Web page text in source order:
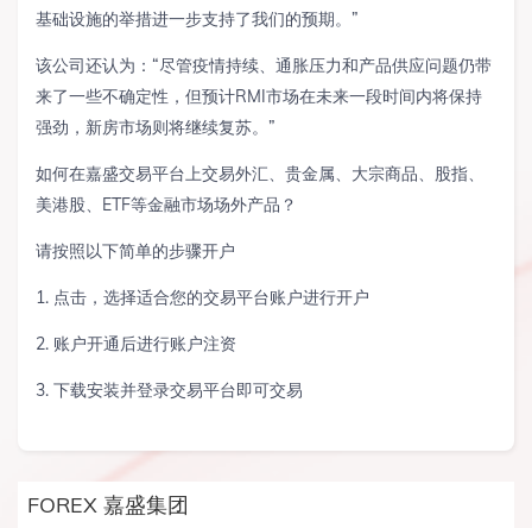
基础设施的举措进一步支持了我们的预期。”
该公司还认为：“尽管疫情持续、通胀压力和产品供应问题仍带
来了一些不确定性，但预计RMI市场在未来一段时间内将保持
强劲，新房市场则将继续复苏。”
如何在嘉盛交易平台上交易外汇、贵金属、大宗商品、股指、
美港股、ETF等金融市场场外产品？
请按照以下简单的步骤开户
1. 点击，选择适合您的交易平台账户进行开户
2. 账户开通后进行账户注资
3. 下载安装并登录交易平台即可交易
FOREX 嘉盛集团